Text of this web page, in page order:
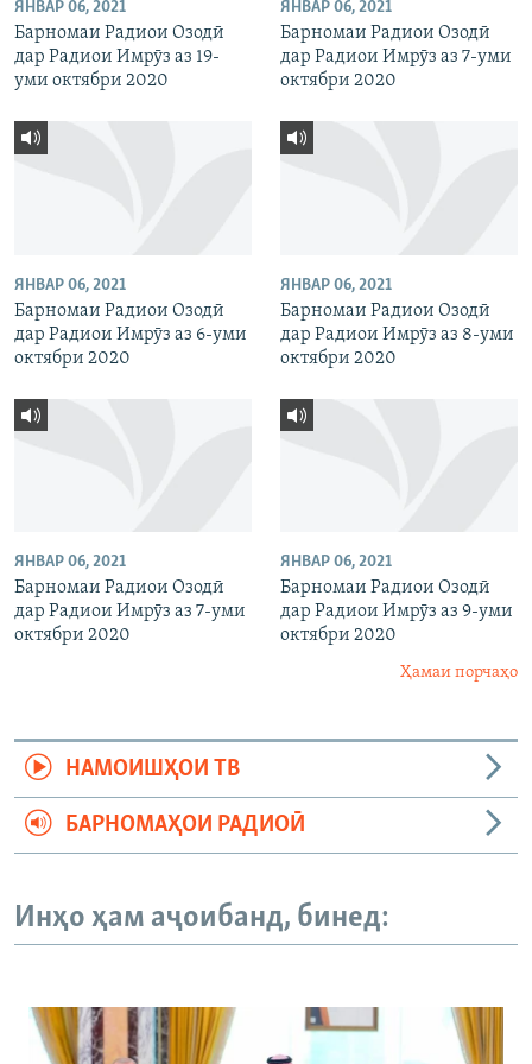
ЯНВАР 06, 2021
Барномаи Радиои Озодӣ
дар Радиои Имрӯз аз 19-
уми октябри 2020
ЯНВАР 06, 2021
Барномаи Радиои Озодӣ
дар Радиои Имрӯз аз 7-уми
октябри 2020
ЯНВАР 06, 2021
Барномаи Радиои Озодӣ
дар Радиои Имрӯз аз 6-уми
октябри 2020
ЯНВАР 06, 2021
Барномаи Радиои Озодӣ
дар Радиои Имрӯз аз 8-уми
октябри 2020
ЯНВАР 06, 2021
Барномаи Радиои Озодӣ
дар Радиои Имрӯз аз 7-уми
октябри 2020
ЯНВАР 06, 2021
Барномаи Радиои Озодӣ
дар Радиои Имрӯз аз 9-уми
октябри 2020
Ҳамаи порчаҳо
НАМОИШҲОИ ТВ
БАРНОМАҲОИ РАДИОӢ
Инҳо ҳам аҷоибанд, бинед: